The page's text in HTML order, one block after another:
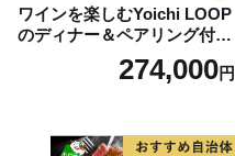
ワインを楽しむYoichi LOOP
のディナー＆ペアリング付宿
泊プラン＜デラックスツイン
274,000円